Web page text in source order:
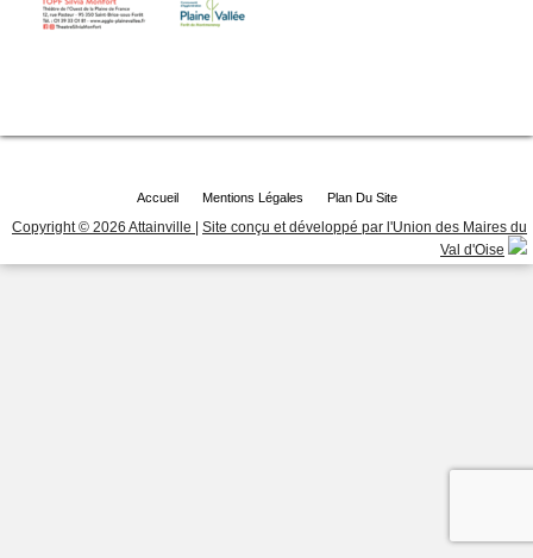
Accueil Mentions Légales Plan Du Site
Copyright © 2026 Attainville | Site conçu et développé par l'Union des Maires du
Val d'Oise